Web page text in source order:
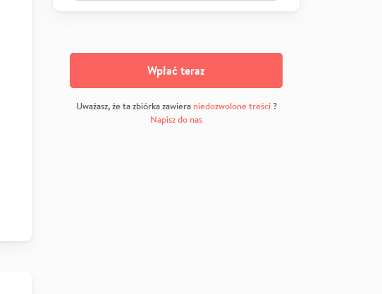
Wpłać teraz
Uważasz, że ta zbiórka zawiera niedozwolone treści?
Napisz do nas